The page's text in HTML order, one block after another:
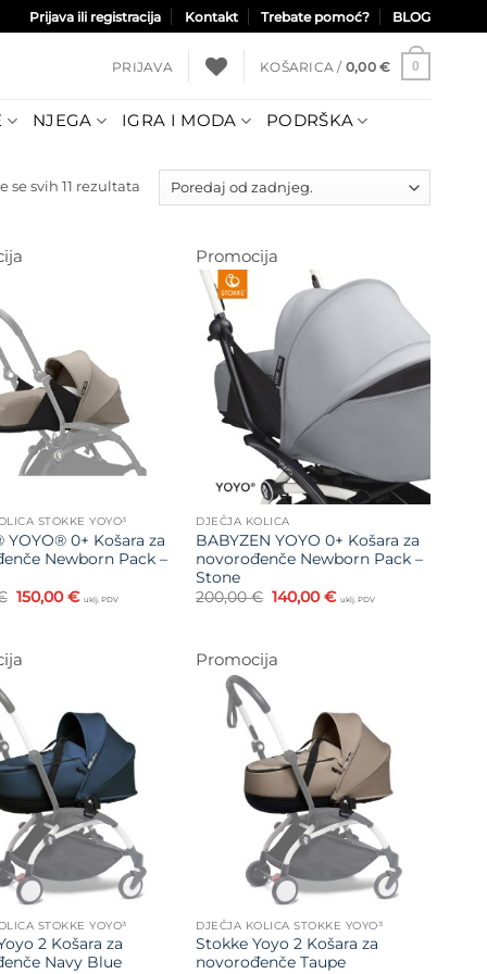
Prijava ili registracija Kontakt Trebate pomoć? BLOG
PRIJAVA KOŠARICA / 0,00 € 0
NJEGA IGRA I MODA PODRŠKA
se svih 11 rezultata Poredano
STOKKE YOYO³
YOYO® 0+ Košara za
Newborn Pack –
Izvorna
cijena
200,00 €.
150,00€Trenutna
cijena
uklj. PDV
Promocija
na listu
želja
DJEČJA KOLICA
BABYZEN YOYO 0+ Košara za
novorođenče Newborn Pack –
Stone
200,00€ Izvorna
cijena
200,00 €.
140,00€Trenutna
cijena
uklj. PDV
Dodajte
na listu
želja
STOKKE YOYO³
2 Košara za
Navy Blue
Promocija
Dodajte
na listu
želja
DJEČJA KOLICA STOKKE YOYO³
Stokke Yoyo 2 Košara za
novorođenče Taupe